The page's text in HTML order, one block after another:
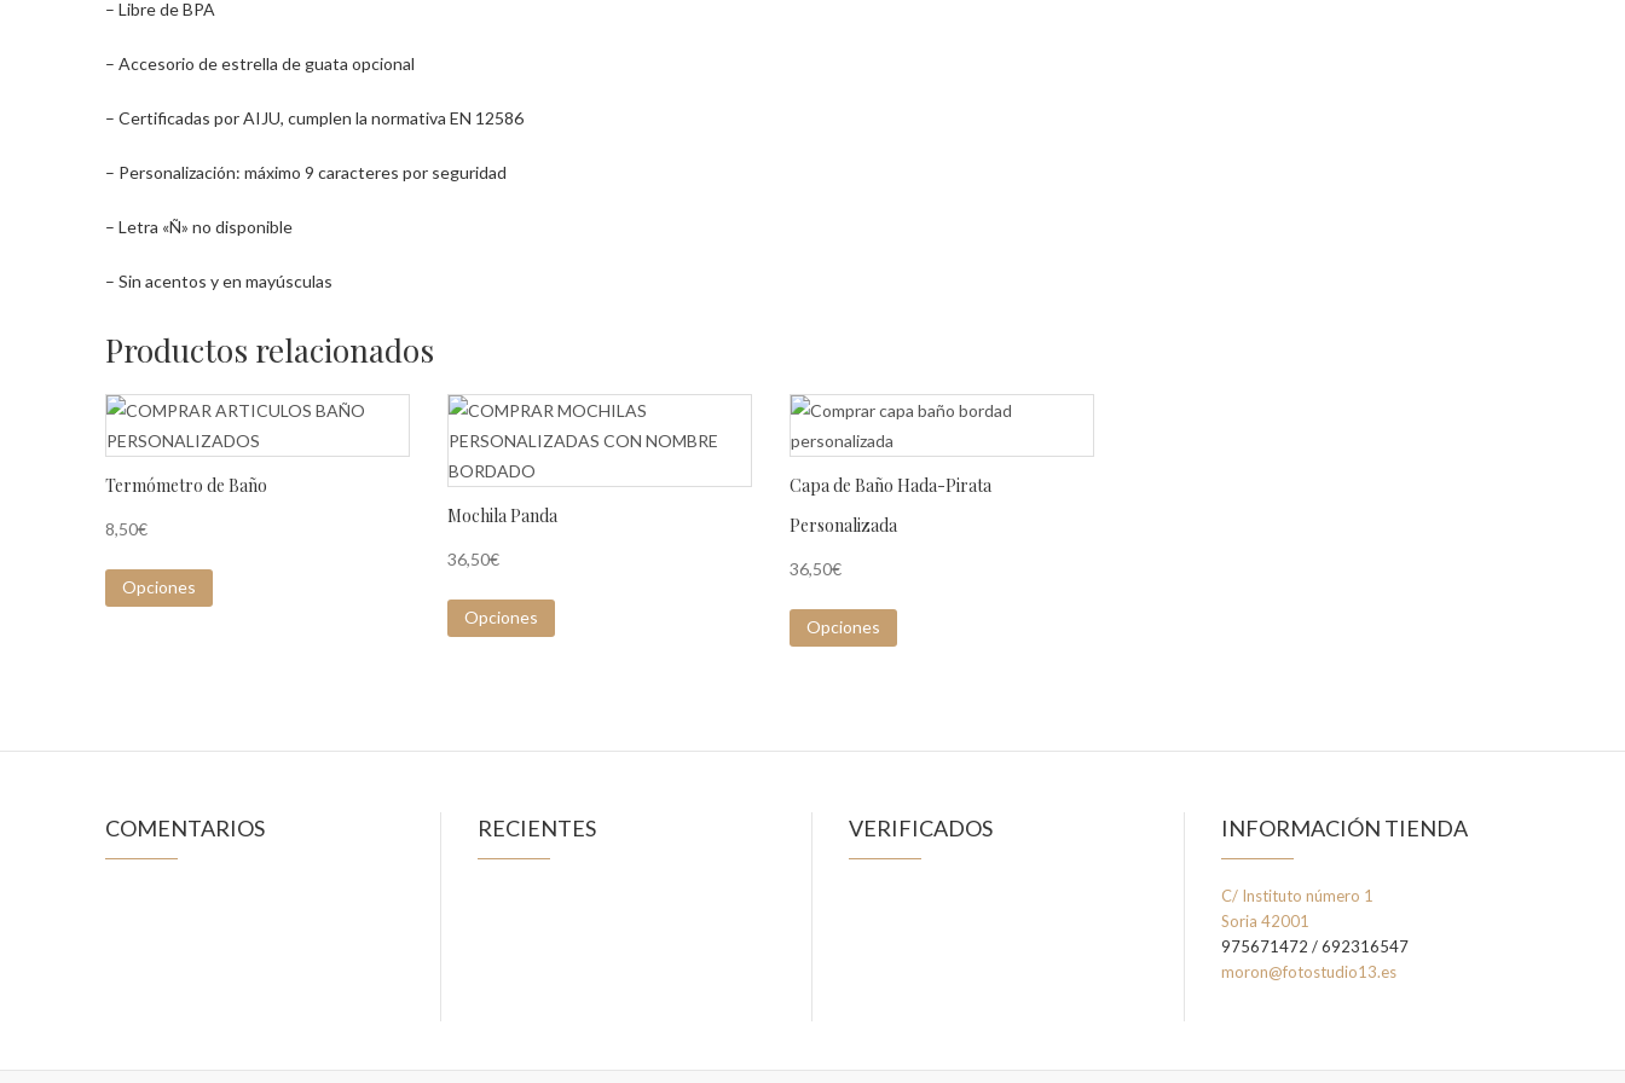
– Libre de BPA
– Accesorio de estrella de guata opcional
– Certificadas por AIJU, cumplen la normativa EN 12586
– Personalización: máximo 9 caracteres por seguridad
– Letra «Ñ» no disponible
– Sin acentos y en mayúsculas
Productos relacionados
Termómetro de Baño
8,50€
Opciones
Mochila Panda
36,50€
Opciones
Capa de Baño Hada-Pirata
Personalizada
36,50€
Opciones
COMENTARIOS RECIENTES VERIFICADOS INFORMACIÓN TIENDA
C/ Instituto número 1
Soria 42001
975671472 / 692316547
moron@fotostudio13.es